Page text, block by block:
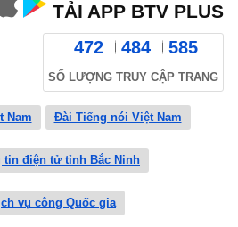
TẢI APP BTV PLUS
472 484 585
SỐ LƯỢNG TRUY CẬP TRANG
Nam Đài Tiếng nói Việt Nam
tin điện tử tỉnh Bắc Ninh
vụ công Quốc gia